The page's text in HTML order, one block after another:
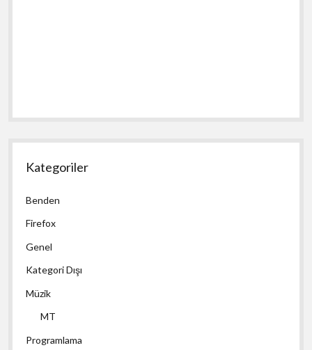
Kategoriler
Benden
Firefox
Genel
Kategori Dışı
Müzik
MT
Programlama